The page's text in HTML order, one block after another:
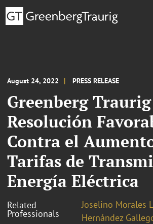
August 24, 2022 PRESS RELEASE
Greenberg
Resolución
Contra el
Tarifas de
Energía Eléctrica
Related
Professionals
Joselino Morales
Hernández